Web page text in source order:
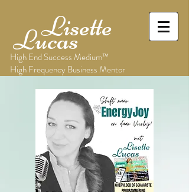
Lisette
Lucas
High End Success Medium™
High Frequency Business Mentor